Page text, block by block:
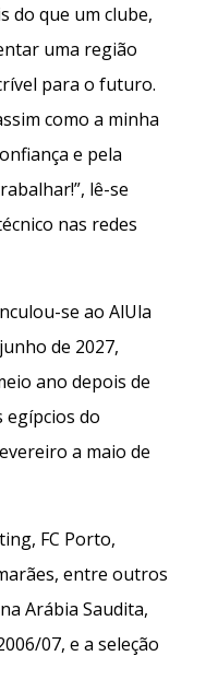
do que um clube,
uma região
para o futuro.
como a minha
e pela
lê-se
nas redes
se ao AlUla
de 2027,
ano depois de
egípcios do
a maio de
FC Porto,
entre outros
Arábia Saudita,
07, e a seleção